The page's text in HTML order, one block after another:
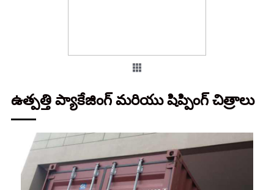
ఉత్పత్తి ప్యాకేజింగ్ మరియు షిప్పింగ్ చిత్రాలు